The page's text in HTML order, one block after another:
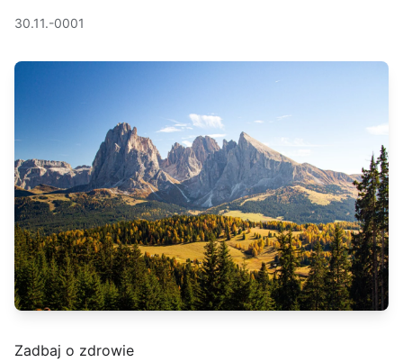
30.11.-0001
Zadbaj o zdrowie